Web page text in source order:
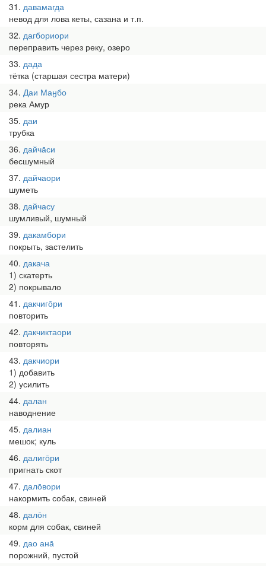
31 давамагда
невод для лова кеты, сазана и т.п.
32 дагбориори
переправить через реку, озеро
33 дада
тётка (старшая сестра матери)
34 Даи Маӈбо
река Амур
35 даи
трубка
36 дайча̄си
бесшумный
37 дайчаори
шуметь
38 дайчасу
шумливый, шумный
39 дакамбори
покрыть, застелить
40 дакача
1) скатерть
2) покрывало
41 дакчиго̄ри
повторить
42 дакчиктаори
повторять
43 дакчиори
1) добавить
2) усилить
44 далан
наводнение
45 далиан
мешок; куль
46 далиго̄ри
пригнать скот
47 дало̄вори
накормить собак, свиней
48 дало̄н
корм для собак, свиней
49 дао ана̄
порожний, пустой